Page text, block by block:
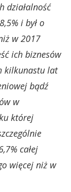
działalność
i był o
w 2017
ich biznesów
kilkunastu lat
bądź
w
której
całej
więcej niż w